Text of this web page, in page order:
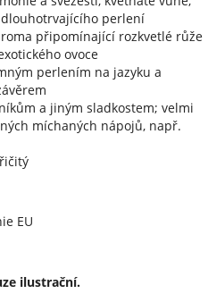
perlení
připomínající rozkvetlé růže
ovoce
perlením na jazyku a
a jiným sladkostem; velmi
míchaných nápojů, např.
EU
ilustrační.